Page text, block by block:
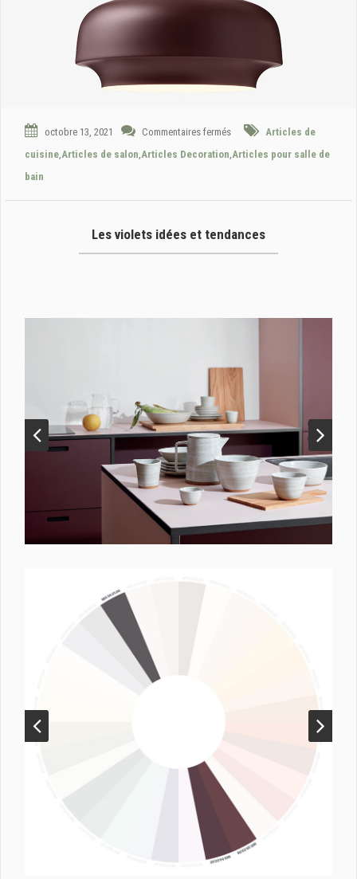
octobre 13, 2021 Commentaires fermés
Articles de
cuisine Articles de salon Articles Decoration Articles pour salle de
bain
Les violets idées et tendances